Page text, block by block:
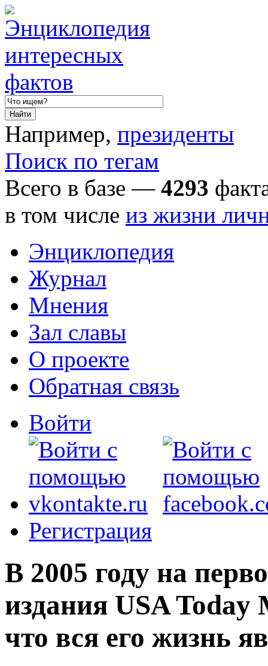
Например, президенты
Поиск по тегам
Всего в базе — 4293
в том числе из жизни
Энциклопедия
Журнал
Мнения
Зал славы
О проекте
Обратная связь
Войти
Регистрация
В 2005 году на
издания USA
что вся его жизнь